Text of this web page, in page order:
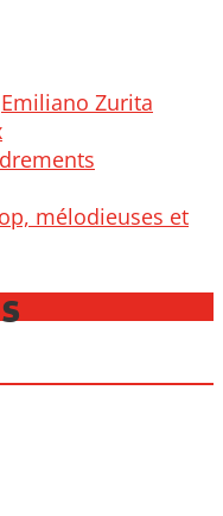
Emiliano Zurita
mélodieuses et